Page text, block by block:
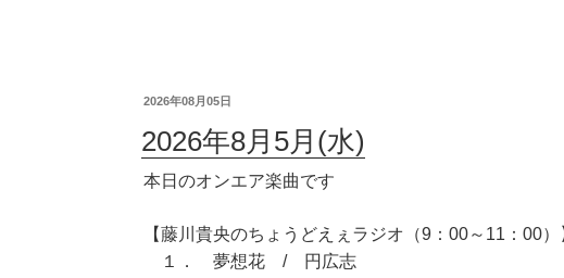
2026年08月05日
2026年8月5月(水)
本日のオンエア楽曲です
【藤川貴央のちょうどえぇラジオ（9：00～11：00）
１． 夢想花 / 円広志